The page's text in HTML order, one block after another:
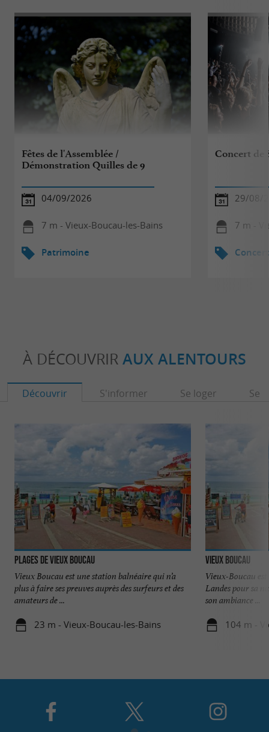
Fêtes de l'Assemblée /
Démonstration Quilles de 9
04/09/2026
7 m - Vieux-Boucau-les-Bains
Patrimoine
Concert de
29/08/
7 m -
À DÉCOUVRIR AUX ALENTOURS
Découvrir S'informer Se loger Se
Plages de Vieux Boucau
Vieux Boucau est une station balnéaire qui n’a
plus à faire ses preuves auprès des surfeurs et des
amateurs de ...
23 m - Vieux-Boucau-les-Bains
Vieux Boucau
Vieux-Boucau
Landes pour sa
son ambiance ...
104 m -